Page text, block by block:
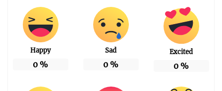
Happy
0 %
Sad
0 %
Excited
0 %